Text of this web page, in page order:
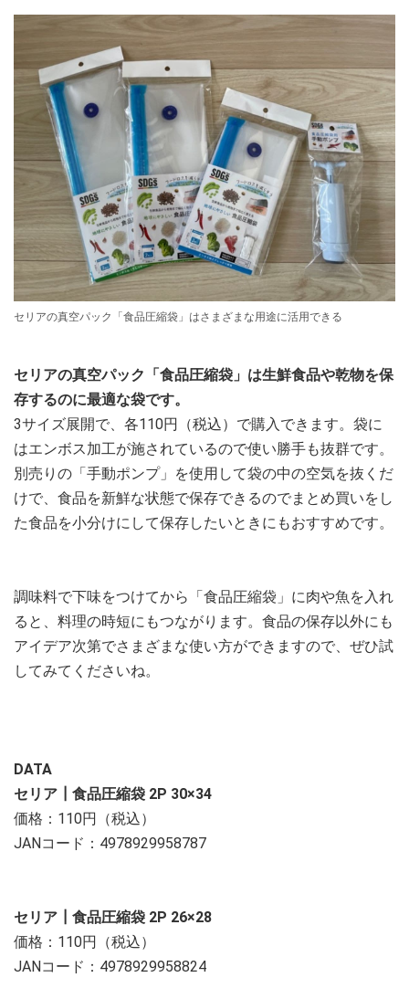
セリアの真空パック「食品圧縮袋」はさまざまな用途に活用できる
セリアの真空パック「食品圧縮袋」は生鮮食品や乾物を保
存するのに最適な袋です。
3サイズ展開で、各110円（税込）で購入できます。袋に
はエンボス加工が施されているので使い勝手も抜群です。
別売りの「手動ポンプ」を使用して袋の中の空気を抜くだ
けで、食品を新鮮な状態で保存できるのでまとめ買いをし
た食品を小分けにして保存したいときにもおすすめです。
調味料で下味をつけてから「食品圧縮袋」に肉や魚を入れ
ると、料理の時短にもつながります。食品の保存以外にも
アイデア次第でさまざまな使い方ができますので、ぜひ試
してみてくださいね。
DATA
セリア┃食品圧縮袋 2P 30×34
価格：110円（税込）
JANコード：4978929958787
セリア┃食品圧縮袋 2P 26×28
価格：110円（税込）
JANコード：4978929958824